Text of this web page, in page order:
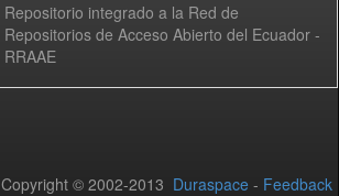
Repositorio integrado a la Red de
Repositorios de Acceso Abierto del Ecuador -
RRAAE
Copyright © 2002-2013 Duraspace - Feedback